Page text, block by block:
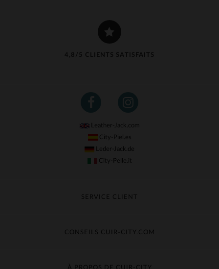
4,8/5 CLIENTS SATISFAITS
Leather-Jack.com
City-Piel.es
Leder-Jack.de
City-Pelle.it
SERVICE CLIENT
Échange & Remboursement
Contacter le service client
CONSEILS CUIR-CITY.COM
Guide des matières